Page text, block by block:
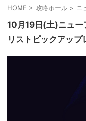
HOME > 攻略ホール > ニ
10月19日(土)ニュー
リストピックアップ